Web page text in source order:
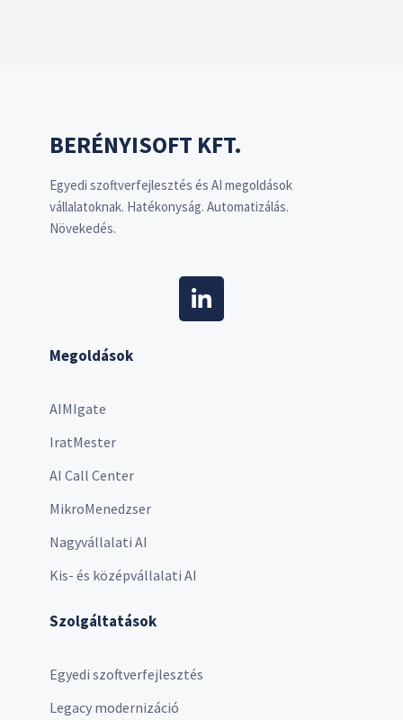
BERÉNYISOFT KFT.
Egyedi szoftverfejlesztés és AI megoldások
vállalatoknak. Hatékonyság. Automatizálás.
Növekedés.
Megoldások
AIMIgate
IratMester
AI Call Center
MikroMenedzser
Nagyvállalati AI
Kis- és középvállalati AI
Szolgáltatások
Egyedi szoftverfejlesztés
Legacy modernizáció